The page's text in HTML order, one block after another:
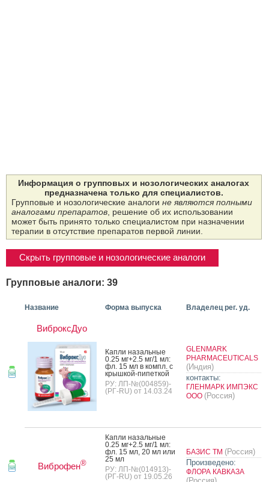
Информация о групповых и нозологических аналогах
предназначена только для специалистов.
Групповые и нозологические аналоги не являются полными
аналогами препаратов, решение об их использовании
может быть принято только специалистом при назначении
терапии в отсутствие препаратов первой линии.
Скрыть групповые и нозологические аналоги
Групповые аналоги: 39
Название Форма выпуска Владелец рег. уд.
ВиброксДуо
Кап­ли на­заль­ные
0.25 мг+2.5 мг/1 мл:
фл. 15 мл в компл. с
крыш­кой-пи­пет­кой
РУ: ЛП-№(004859)-
(РГ-RU) от 14.03.24
GLENMARK
PHARMACEUTICALS
(Индия)
контакты:
ГЛЕНМАРК ИМПЭКС
ООО (Россия)
Виброфен®
Кап­ли на­заль­ные
0.25 мг+2.5 мг/1 мл:
фл. 15 мл, 20 мл или
25 мл
РУ: ЛП-№(014913)-
(РГ-RU) от 19.05.26
БАЗИС ТМ (Россия)
Произведено:
ФЛОРА КАВКАЗА